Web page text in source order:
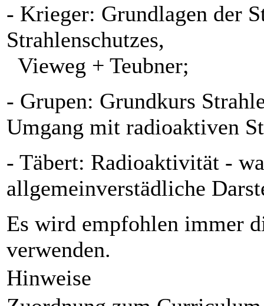
- Krieger: Grundlagen der
Strahlenschutzes,
Vieweg + Teubner;
- Grupen: Grundkurs
Umgang mit radioaktiven
- Täbert: Radioaktivität -
allgemeinverstädliche
Es wird empfohlen immer
verwenden.
Hinweise